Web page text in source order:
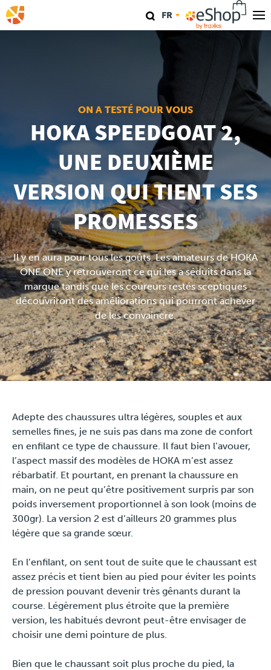
Aller
au
Agenda
Clinics
Conférence
Course
Travel
Travel
Plus
À propos
News
Tests Produits
TraKKs Team
Partenaires
Presse
FR
ON A TESTÉ POUR VOUS
HOKA SPEEDGOAT 2,
UNE DEUXIÈME
VERSION QUI TIENT SES
PROMESSES
Il y en aura pour tous les goûts. Les amateurs de HOKA
ONE ONE y retrouveront ce qui les a séduits dans la
marque tandis que les coureurs restés sceptiques
découvriront des améliorations qui pourront achever
de les convaincre.
Adepte des chaussures ultra légères, souples et aux
semelles fines, je ne suis pas dans ma zone de confort
en enfilant ce type de chaussure. Il faut bien l’avouer,
l’aspect massif des modèles de HOKA m’est assez
rébarbatif. Et pourtant, en prenant la chaussure en
main, on ne peut qu’être positivement surpris par son
poids inversement proportionnel à son look (moins de
300gr). La version 2 est d’ailleurs 20 grammes plus
légère que sa grande sœur.
En l’enfilant, on sent tout de suite que le chaussant est
assez précis et tient bien au pied pour éviter les points
de pression pouvant devenir très gênants durant la
course. Légèrement plus étroite que la première
version, les habitués devront peut-être envisager de
choisir une demi pointure de plus.
Bien que le chaussant soit plus proche du pied, la